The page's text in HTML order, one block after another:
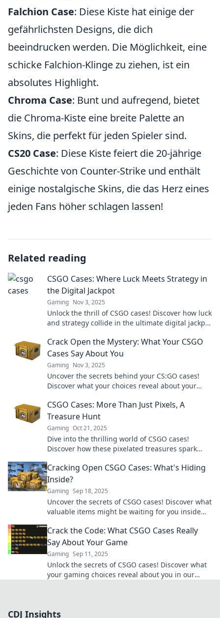
Falchion Case: Diese Kiste hat einige der
gefährlichsten Designs, die dich
beeindrucken werden. Die Möglichkeit, eine
schicke Falchion-Klinge zu ziehen, ist ein
absolutes Highlight.
Chroma Case: Bunt und aufregend, bietet
die Chroma-Kiste eine breite Palette an
Skins, die perfekt für jeden Spieler sind.
CS20 Case: Diese Kiste feiert die 20-jährige
Geschichte von Counter-Strike und enthält
einige nostalgische Skins, die das Herz eines
jeden Fans höher schlagen lassen!
Related reading
CSGO Cases: Where Luck Meets Strategy in
the Digital Jackpot
Gaming Nov 3, 2025
Unlock the thrill of CSGO cases! Discover how luck
and strategy collide in the ultimate digital jackpot
Crack Open the Mystery: What Your CSGO
Cases Say About You
Gaming Nov 3, 2025
Uncover the secrets behind your CS:GO cases!
Discover what your choices reveal about your
CSGO Cases: More Than Just Pixels, A
Treasure Hunt
Gaming Oct 21, 2025
Dive into the thrilling world of CSGO cases!
Discover how these pixelated treasures spark
Cracking Open CSGO Cases: What's Hiding
Inside?
Gaming Sep 18, 2025
Uncover the secrets of CSGO cases! Discover what
valuable items might be waiting for you inside—
Crack the Code: What CSGO Cases Really
Say About Your Game
Gaming Sep 11, 2025
Unlock the secrets of CSGO cases! Discover what
your gaming choices reveal about you in our
CDJ Insights